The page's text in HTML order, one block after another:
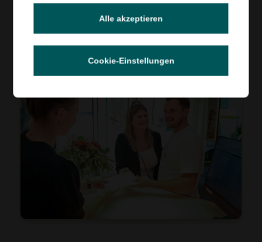
IHRE GANZ PERSÖNLICHE
REISEBERATUNG
Alle akzeptieren
Cookie-Einstellungen